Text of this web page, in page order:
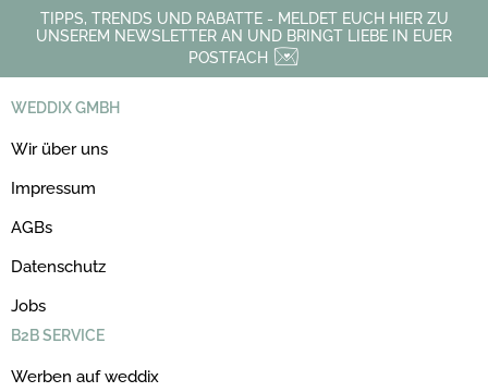
TIPPS, TRENDS UND RABATTE - MELDET EUCH HIER ZU
UNSEREM NEWSLETTER AN UND BRINGT LIEBE IN EUER
POSTFACH
WEDDIX GMBH
Wir über uns
Impressum
AGBs
Datenschutz
Jobs
B2B SERVICE
Werben auf weddix